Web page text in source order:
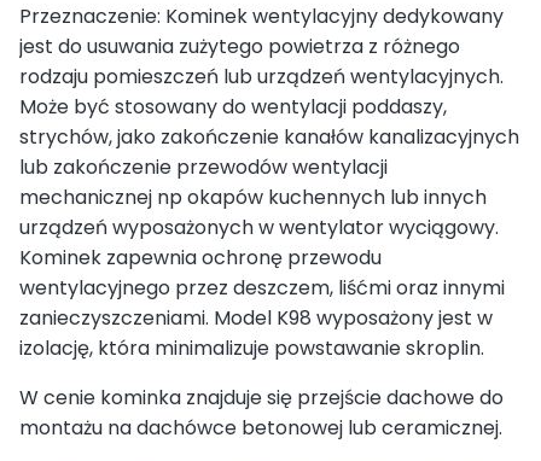
Przeznaczenie: Kominek wentylacyjny dedykowany
jest do usuwania zużytego powietrza z różnego
rodzaju pomieszczeń lub urządzeń wentylacyjnych.
Może być stosowany do wentylacji poddaszy,
strychów, jako zakończenie kanałów kanalizacyjnych
lub zakończenie przewodów wentylacji
mechanicznej np okapów kuchennych lub innych
urządzeń wyposażonych w wentylator wyciągowy.
Kominek zapewnia ochronę przewodu
wentylacyjnego przez deszczem, liśćmi oraz innymi
zanieczyszczeniami. Model K98 wyposażony jest w
izolację, która minimalizuje powstawanie skroplin.
W cenie kominka znajduje się przejście dachowe do
montażu na dachówce betonowej lub ceramicznej.